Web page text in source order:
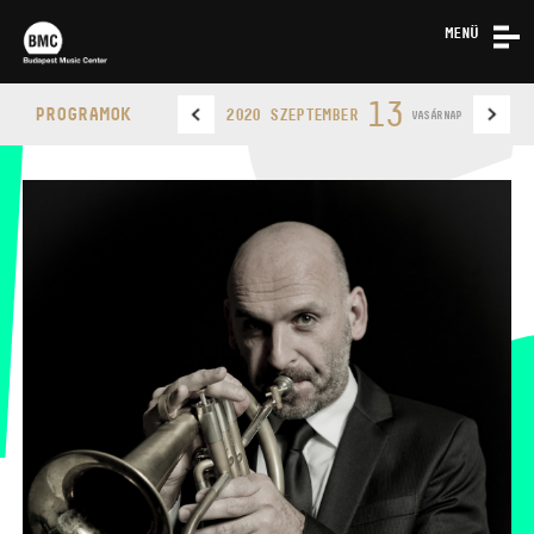
MENÜ
KAPCSOLAT
BUDAPEST MUSIC CENTER
TELEFON
TELEFON
JEGYPÉNZTÁR
NYITVA TARTÁSA
PROGRAMOK 2020 SZEPTEMBER 13 VASÁRNAP